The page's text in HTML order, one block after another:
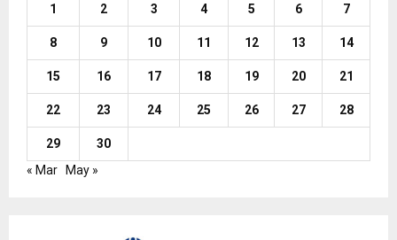
1 2 3 4 5 6 7
8 9 10 11 12 13 14
15 16 17 18 19 20 21
22 23 24 25 26 27 28
29
30
« Mar
May »